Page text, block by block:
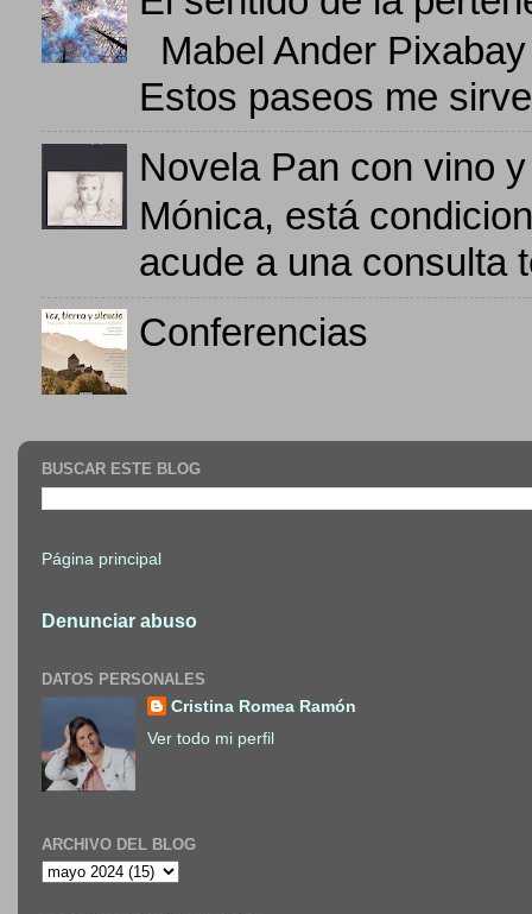
Mabel Ander
Estos paseos me
Novela Pan con vino
Mónica, está
acude a una consulta
Conferencias
BUSCAR ESTE BLOG
Página principal
Denunciar abuso
DATOS PERSONALES
Cristina Romea Ramón
Ver todo mi perfil
ARCHIVO DEL BLOG